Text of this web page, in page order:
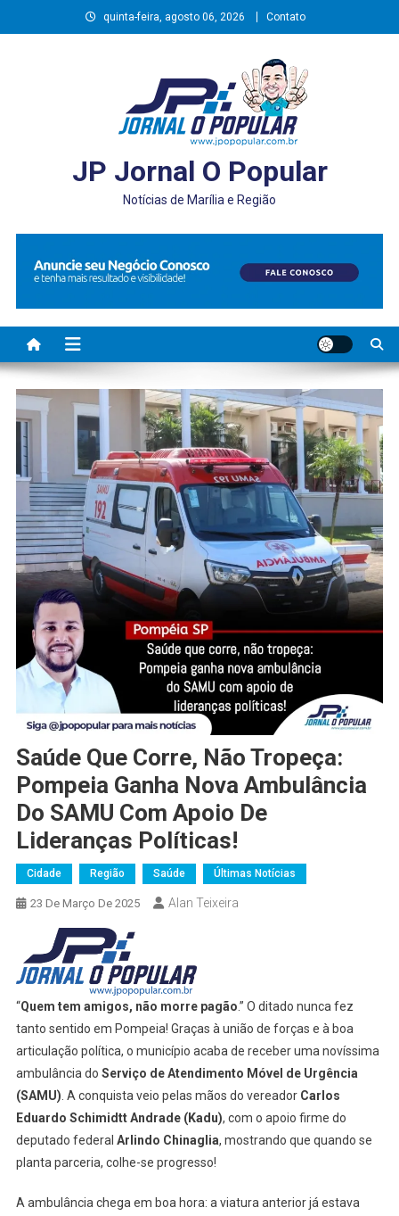
to
quinta-feira, agosto 06, 2026 Contato
JP Jornal O Popular
Notícias de Marília e Região
Saúde Que Corre, Não Tropeça:
Pompeia Ganha Nova Ambulância
Do SAMU Com Apoio De
Lideranças Políticas!
Cidade Região Saúde Últimas Notícias
23 De Março De 2025 Alan Teixeira
“Quem tem amigos, não morre pagão.” O ditado nunca fez
tanto sentido em Pompeia! Graças à união de forças e à boa
articulação política, o município acaba de receber uma novíssima
ambulância do Serviço de Atendimento Móvel de Urgência
(SAMU) . A conquista veio pelas mãos do vereador Carlos
Eduardo Schimidtt Andrade (Kadu), com o apoio firme do
deputado federal Arlindo Chinaglia, mostrando que quando se
planta parceria, colhe-se progresso!
A ambulância chega em boa hora: a viatura anterior já estava